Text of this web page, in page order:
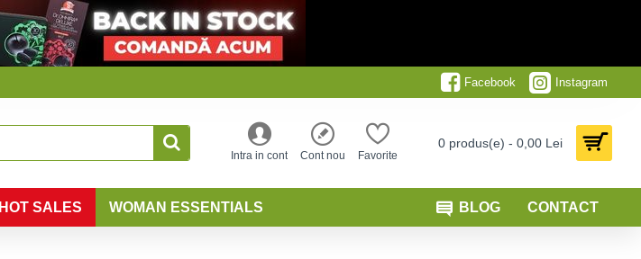
Facebook Instagram
Intra in cont Cont nou Favorite
0 produs(e) - 0,00 Lei
HOT SALES WOMAN ESSENTIALS BLOG CONTACT